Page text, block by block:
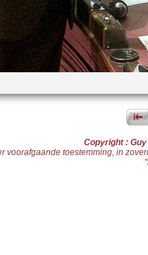
Copyright :
voorafgaande toestemming, in